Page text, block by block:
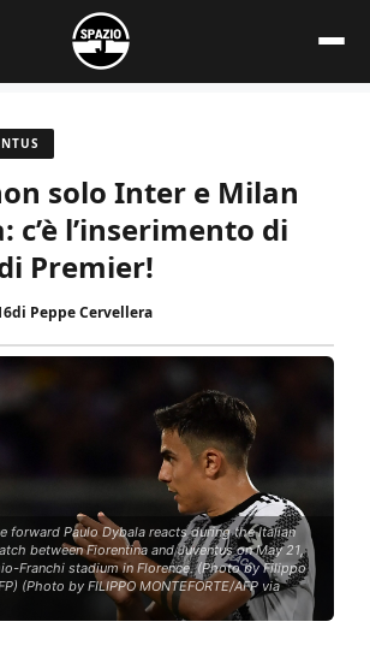
solo Inter e Milan
c’è l’inserimento di
Premier!
di Peppe Cervellera
forward Paulo Dybala reacts during the Italian
between Fiorentina and Juventus on May 21,
Franchi stadium in Florence. (Photo by Filippo
(Photo by FILIPPO MONTEFORTE/AFP via